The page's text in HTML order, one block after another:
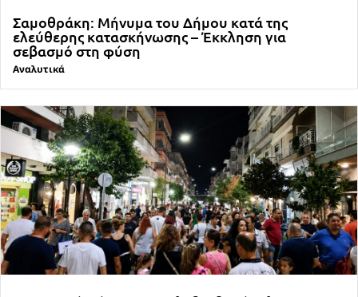
Σαμοθράκη: Μήνυμα του Δήμου κατά της
ελεύθερης κατασκήνωσης – Έκκληση για
σεβασμό στη φύση
Αναλυτικά